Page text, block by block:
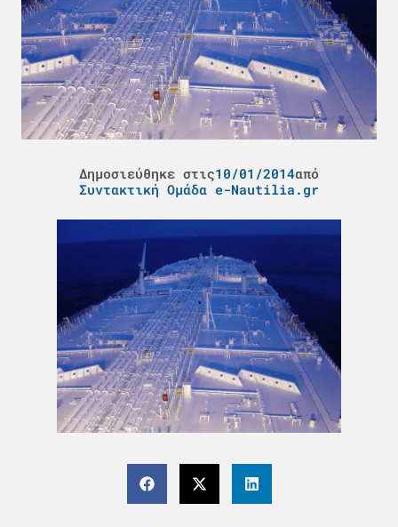
Δημοσιεύθηκε στις10/01/2014από
Συντακτική Ομάδα e-Nautilia.gr